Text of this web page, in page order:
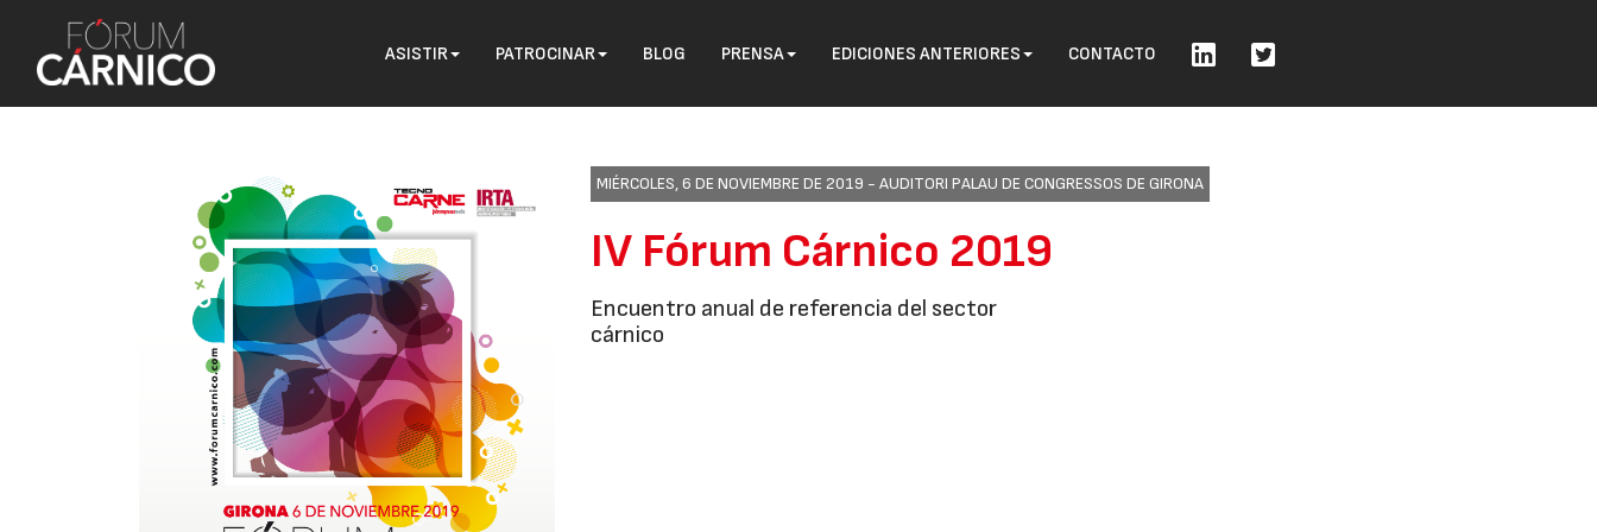
ASISTIR PATROCINAR BLOG PRENSA EDICIONES ANTERIORES CONTACTO
MIÉRCOLES, 6 DE NOVIEMBRE DE 2019 - AUDITORI PALAU DE CONGRESSOS DE GIRONA
IV Fórum Cárnico 2019
Encuentro anual de referencia del sector
cárnico